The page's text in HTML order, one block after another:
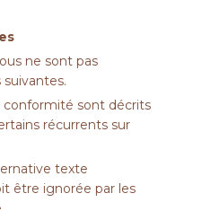
ne sont pas
suivantes.
conformité sont décrits
récurrents sur
texte
être ignorée par les